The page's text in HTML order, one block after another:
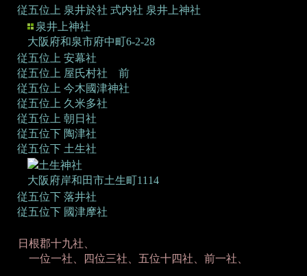
従五位上 泉井於社 式内社 泉井上神社
泉井上神社
大阪府和泉市府中町6-2-28
従五位上 安幕社
従五位上 屋氏村社 前
従五位上 今木國津神社
従五位上 久米多社
従五位上 朝日社
従五位下 陶津社
従五位下 土生社
土生神社
大阪府岸和田市土生町1114
従五位下 落井社
従五位下 國津摩社
日根郡十九社、
一位一社、四位三社、五位十四社、前一社、